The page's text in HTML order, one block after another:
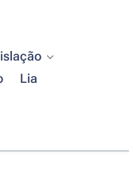
Lia